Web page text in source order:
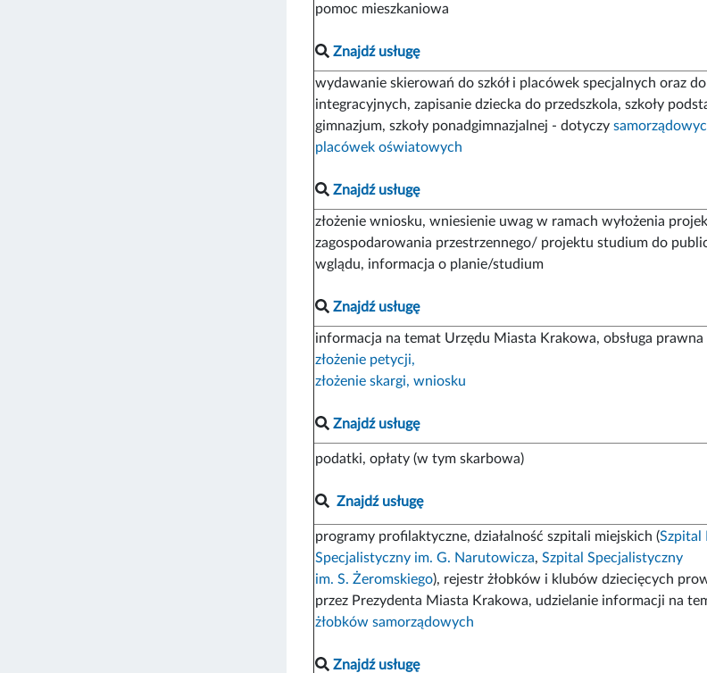
pomoc mieszkaniowa
Znajdź usługę
wydawanie skierowań do szkół i placówek specjalnych oraz
integracyjnych, zapisanie dziecka do przedszkola, szkoły
gimnazjum, szkoły ponadgimnazjalnej - dotyczy
placówek oświatowych
Znajdź usługę
złożenie wniosku, wniesienie uwag w ramach wyłożenia
zagospodarowania przestrzennego/ projektu studium do
wglądu, informacja o planie/studium
Znajdź usługę
informacja na temat Urzędu Miasta Krakowa, obsługa prawna
złożenie petycji,
złożenie skargi, wniosku
Znajdź usługę
podatki, opłaty (w tym skarbowa)
Znajdź usługę
programy profilaktyczne, działalność szpitali miejskich (Szpital
Specjalistyczny im. G. Narutowicza, Szpital Specjalistyczny
im. S. Żeromskiego), rejestr żłobków i klubów dziecięcych
przez Prezydenta Miasta Krakowa, udzielanie informacji na
żłobków samorządowych
Znajdź usługę